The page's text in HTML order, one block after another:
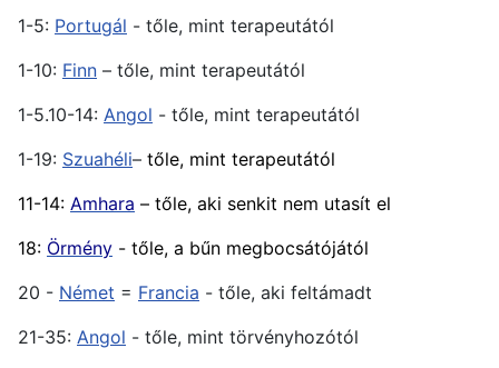
1-5: Portugál - tőle, mint terapeutától
1-10: Finn – tőle, mint terapeutától
1-5.10-14: Angol - tőle, mint terapeutától
1-19: Szuahéli– tőle, mint terapeutától
11-14: Amhara – tőle, aki senkit nem utasít el
18: Örmény - tőle, a bűn megbocsátójától
20 - Német = Francia - tőle, aki feltámadt
21-35: Angol - tőle, mint törvényhozótól